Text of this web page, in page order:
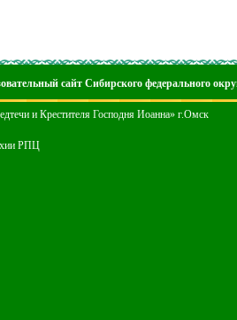
сайт Сибирского федерального
и Крестителя Господня Иоанна» г.Омск
РПЦ